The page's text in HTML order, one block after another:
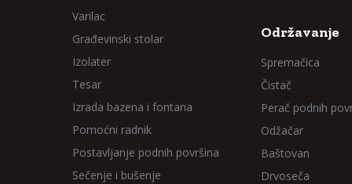
Varilac
Građevinski stolar
Izolater
Tesar
Izrada bazena i fontana
Pomoćni radnik
Postavljanje podnih površina
Sečenje i bušenje
Održavanje
Spremačica
Čistač
Perač podnih
Odžačar
Baštovan
Drvoseča